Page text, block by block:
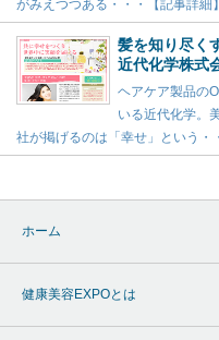
がみえつつある・・・【記事詳細】
髪を知り尽く
近代化学株式
ヘアケア製品の
いる近代化学。
社が掲げるのは「幸せ」という・
ホーム
健康美容EXPOとは